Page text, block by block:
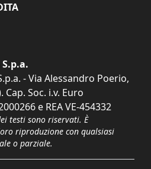
- Via Alessandro Poerio,
Cap. Soc. i.v. Euro
e REA VE-454332
testi sono riservati. È
riproduzione con qualsiasi
o parziale.